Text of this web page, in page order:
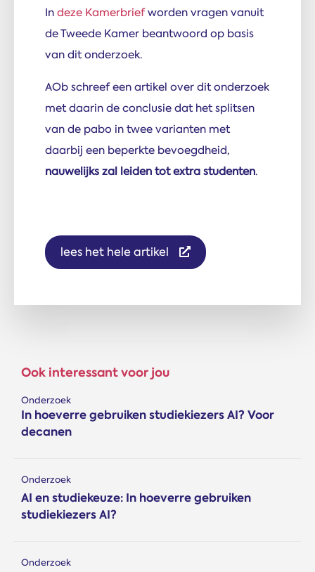
Indeze Kamerbriefworden vragen vanuit
de Tweede Kamer beantwoord op basis
van dit onderzoek.
AOb schreef een artikel over dit onderzoek
met daarin de conclusie dat het splitsen
van de pabo in twee varianten met
daarbij een beperkte bevoegdheid,
nauwelijks zal leiden tot extra studenten.
lees het hele artikel
Ook interessant voor jou
Onderzoek
In hoeverre gebruiken studiekiezers AI? Voor
decanen
Onderzoek
AI en studiekeuze: In hoeverre gebruiken
studiekiezers AI?
Onderzoek